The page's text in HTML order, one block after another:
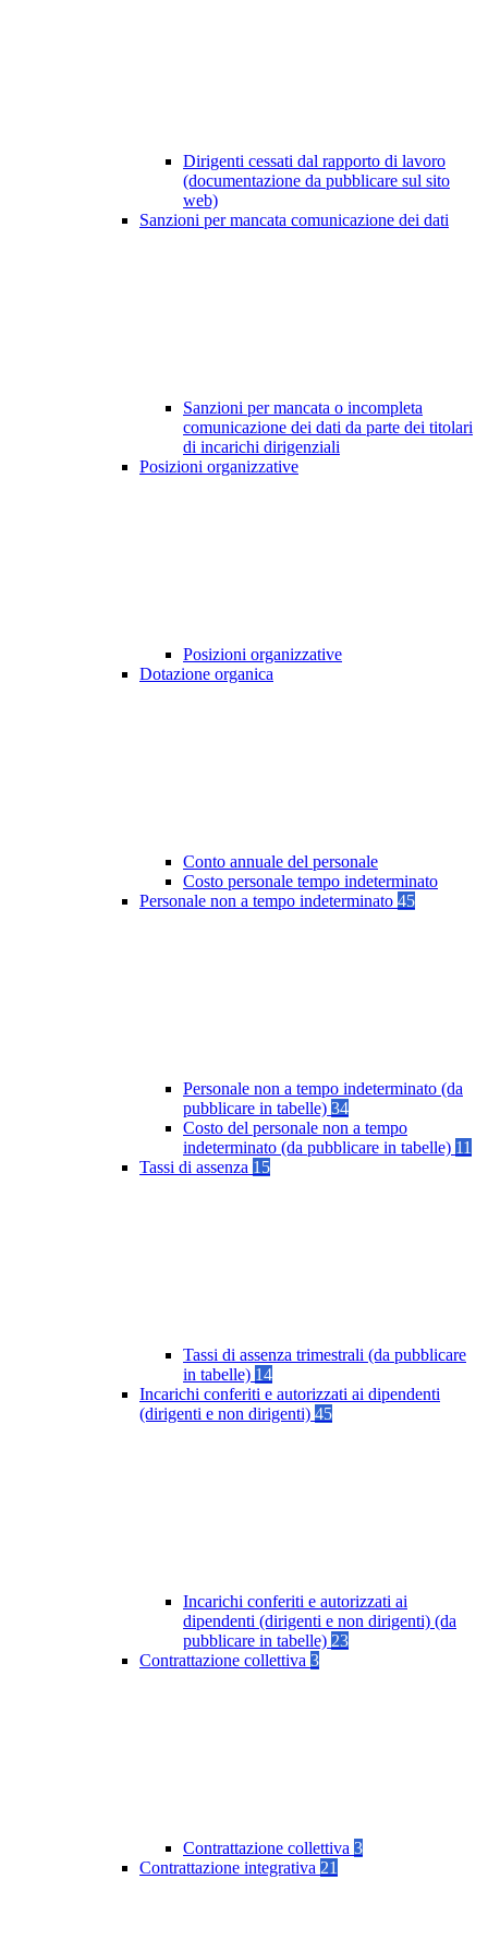
Dirigenti cessati dal rapporto di lavoro
(documentazione da pubblicare sul sito
web)
Sanzioni per mancata comunicazione dei dati
Sanzioni per mancata o incompleta
comunicazione dei dati da parte dei titolari
di incarichi dirigenziali
Posizioni organizzative
Posizioni organizzative
Dotazione organica
Conto annuale del personale
Costo personale tempo indeterminato
Personale non a tempo indeterminato 45
Personale non a tempo indeterminato (da
pubblicare in tabelle) 34
Costo del personale non a tempo
indeterminato (da pubblicare in tabelle) 11
Tassi di assenza 15
Tassi di assenza trimestrali (da pubblicare
in tabelle) 14
Incarichi conferiti e autorizzati ai dipendenti
(dirigenti e non dirigenti) 45
Incarichi conferiti e autorizzati ai
dipendenti (dirigenti e non dirigenti) (da
pubblicare in tabelle) 23
Contrattazione collettiva 3
Contrattazione collettiva 3
Contrattazione integrativa 21